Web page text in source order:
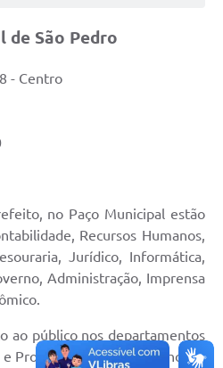
de requerimentos
Municipal
de São Pedro
- Centro
no Paço Municipal estão
Recursos Humanos,
Jurídico, Informática,
Administração, Imprensa
ao público nos departamentos
Protocolo é das 8 às 17 horas,